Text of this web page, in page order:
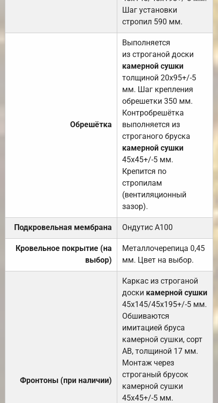
Шаг установки
стропил 590 мм.
Обрешётка
Выполняется
из строганой доски
камерной сушки
толщиной 20х95+/-5
мм. Шаг крепления
обрешетки 350 мм.
Контробрешётка
выполняется из
строганого бруска
камерной сушки
45х45+/-5 мм.
Крепится по
стропилам
(вентиляционный
зазор).
Подкровельная мембрана Ондутис А100
Кровельное покрытие (на
выбор)
Металлочерепица 0,45
мм. Цвет на выбор.
Фронтоны (при наличии)
Каркас из строганой
доски камерной сушки
45х145/45х195+/-5 мм.
Обшиваются
имитацией бруса
камерной сушки, сорт
АВ, толщиной 17 мм.
Монтаж через
строганый брусок
камерной сушки
45х45+/-5 мм.